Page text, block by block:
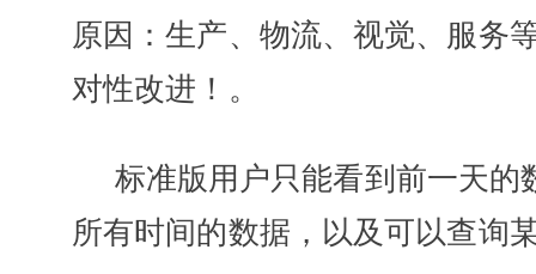
原因：生产、物流、视觉、服务
对性改进！。
标准版用户只能看到前一天的
所有时间的数据，以及可以查询